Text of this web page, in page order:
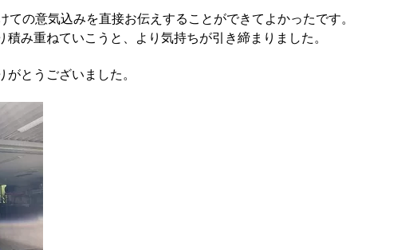
の意気込みを直接お伝えすることができてよかったです。
み重ねていこうと、より気持ちが引き締まりました。
とうございました。